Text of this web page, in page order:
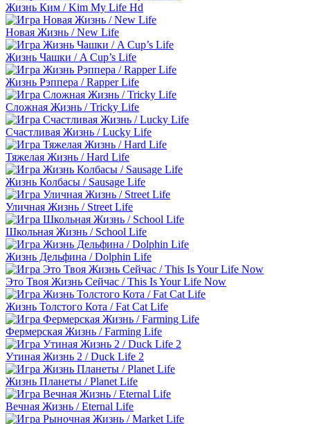
Жизнь Ким / Kim My Life Hd
Новая Жизнь / New Life
Жизнь Чашки / A Cup’s Life
Жизнь Рэппера / Rapper Life
Сложная Жизнь / Tricky Life
Счастливая Жизнь / Lucky Life
Тяжелая Жизнь / Hard Life
Жизнь Колбасы / Sausage Life
Уличная Жизнь / Street Life
Школьная Жизнь / School Life
Жизнь Дельфина / Dolphin Life
Это Твоя Жизнь Сейчас / This Is Your Life Now
Жизнь Толстого Кота / Fat Cat Life
Фермерская Жизнь / Farming Life
Утиная Жизнь 2 / Duck Life 2
Жизнь Планеты / Planet Life
Вечная Жизнь / Eternal Life